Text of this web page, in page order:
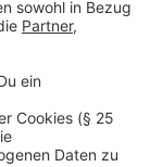
930-611759/1